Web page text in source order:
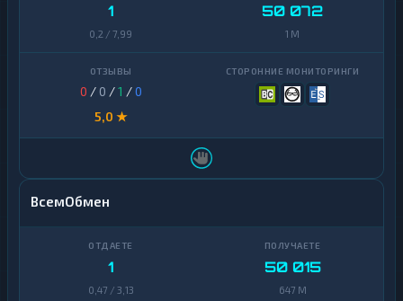
1
0,2 / 7,99
50 072
1 M
0 / 0 /1 /0
5,0 ★
ВсемОбмен
1
0,47 / 3,13
50 015
647 M